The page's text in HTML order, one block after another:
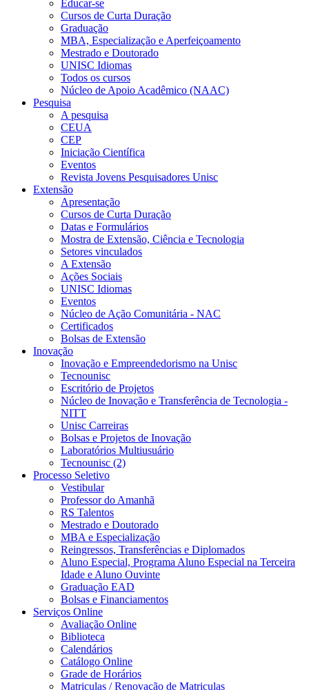
Educar-se
Cursos de Curta Duração
Graduação
MBA, Especialização e Aperfeiçoamento
Mestrado e Doutorado
UNISC Idiomas
Todos os cursos
Núcleo de Apoio Acadêmico (NAAC)
Pesquisa
A pesquisa
CEUA
CEP
Iniciação Científica
Eventos
Revista Jovens Pesquisadores Unisc
Extensão
Apresentação
Cursos de Curta Duração
Datas e Formulários
Mostra de Extensão, Ciência e Tecnologia
Setores vinculados
A Extensão
Ações Sociais
UNISC Idiomas
Eventos
Núcleo de Ação Comunitária - NAC
Certificados
Bolsas de Extensão
Inovação
Inovação e Empreendedorismo na Unisc
Tecnounisc
Escritório de Projetos
Núcleo de Inovação e Transferência de Tecnologia -
NITT
Unisc Carreiras
Bolsas e Projetos de Inovação
Laboratórios Multiusuário
Tecnounisc (2)
Processo Seletivo
Vestibular
Professor do Amanhã
RS Talentos
Mestrado e Doutorado
MBA e Especialização
Reingressos, Transferências e Diplomados
Aluno Especial, Programa Aluno Especial na Terceira
Idade e Aluno Ouvinte
Graduação EAD
Bolsas e Financiamentos
Serviços Online
Avaliação Online
Biblioteca
Calendários
Catálogo Online
Grade de Horários
Matriculas / Renovação de Matriculas